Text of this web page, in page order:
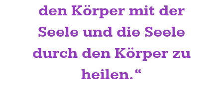
den Körper mit der
Seele und die Seele
durch den Körper zu
heilen.“